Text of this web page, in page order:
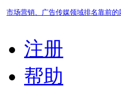
市场营销、广告传媒领域排名靠前的
注册
帮助